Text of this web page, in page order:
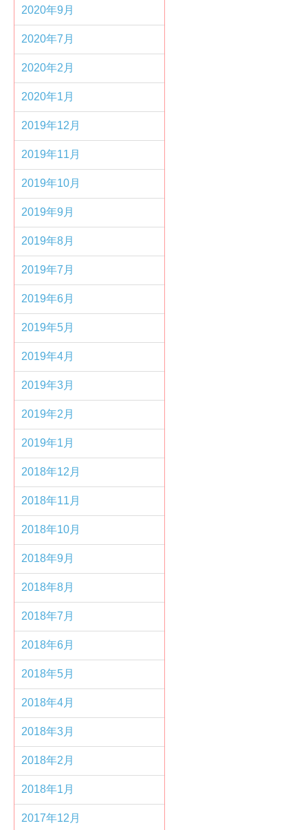
2020年9月
2020年7月
2020年2月
2020年1月
2019年12月
2019年11月
2019年10月
2019年9月
2019年8月
2019年7月
2019年6月
2019年5月
2019年4月
2019年3月
2019年2月
2019年1月
2018年12月
2018年11月
2018年10月
2018年9月
2018年8月
2018年7月
2018年6月
2018年5月
2018年4月
2018年3月
2018年2月
2018年1月
2017年12月